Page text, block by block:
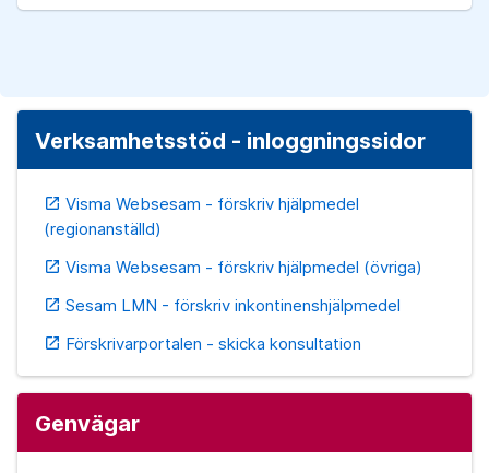
Verksamhetsstöd - inloggningssidor
open_in_new Visma Websesam - förskriv hjälpmedel
(regionanställd)
open_in_new Visma Websesam - förskriv hjälpmedel (övriga)
open_in_new Sesam LMN - förskriv inkontinenshjälpmedel
open_in_new Förskrivarportalen - skicka konsultation
Genvägar